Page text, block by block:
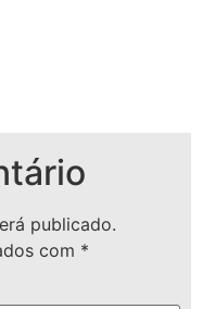
publicado.
com *